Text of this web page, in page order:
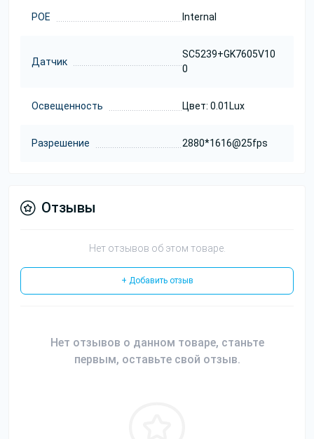
POE Internal
Датчик
SC5239+GK7605V10
0
Освещенность Цвет: 0.01Lux
Разрешение 2880*1616@25fps
Отзывы
Нет отзывов об этом товаре.
+ Добавить отзыв
Нет отзывов о данном товаре, станьте
первым, оставьте свой отзыв.